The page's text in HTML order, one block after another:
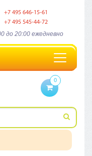
+7 495 646-15-61
+7 495 545-44-72
до 20:00 ежедневно
Toggle
navigation
0